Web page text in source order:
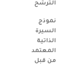
الترشح
نموذج
السيرة
الذاتية
المعتمد
من قبل